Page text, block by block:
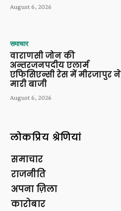
August 6, 2026
समाचार
वाराणसी जोन की
अन्तरजनपदीय एलार्म
एफिसिएन्सी रेस में मीरजापुर ने
मारी बाजी
August 6, 2026
लोकप्रिय श्रेणियां
समाचार
राजनीति
अपना ज़िला
कारोबार